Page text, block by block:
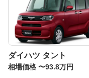
ダイハツ タント
相場価格 〜93.8万円